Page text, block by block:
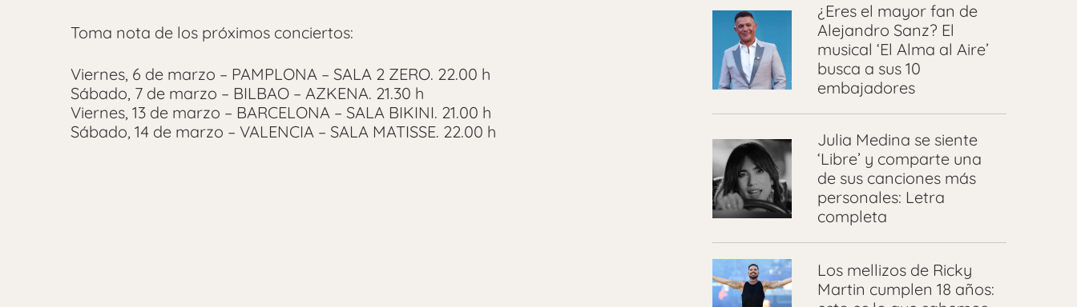
Toma nota de los próximos conciertos:
Viernes, 6 de marzo – PAMPLONA – SALA 2 ZERO. 22.00 h
Sábado, 7 de marzo – BILBAO – AZKENA. 21.30 h
Viernes, 13 de marzo – BARCELONA – SALA BIKINI. 21.00 h
Sábado, 14 de marzo – VALENCIA – SALA MATISSE. 22.00 h
¿Eres el mayor fan de
Alejandro Sanz? El
musical ‘El Alma al Aire’
busca a sus 10
embajadores
Julia Medina se siente
‘Libre’ y comparte una
de sus canciones más
personales: Letra
completa
Los mellizos de Ricky
Martin cumplen 18 años: